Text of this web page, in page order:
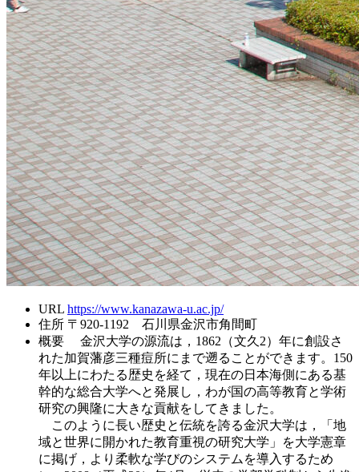
URL https://www.kanazawa-u.ac.jp/
住所 〒920-1192 石川県金沢市角間町
概要
金沢大学の源流は，1862（文久2）年に創設さ
れた加賀藩彦三種痘所にまで遡ることができます。150
年以上にわたる歴史を経て，現在の日本海側にある基
幹的な総合大学へと発展し，わが国の高等教育と学術
研究の興隆に大きな貢献をしてきました。
このように長い歴史と伝統を誇る金沢大学は，「地
域と世界に開かれた教育重視の研究大学」を大学憲章
に掲げ，より柔軟な学びのシステムを導入するため